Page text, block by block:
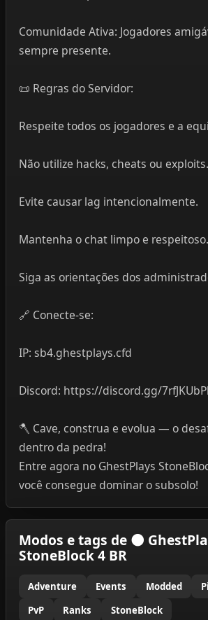
Comunidade Ativa: Jogadores
sempre presente.
📜 Regras do Servidor:
Respeite todos os jogadores e a
Não utilize hacks, cheats ou exploits.
Evite causar lag intencionalmente.
Mantenha o chat limpo e respeitoso.
Siga as orientações dos
🔗 Conecte-se:
IP: sb4.ghestplays.cfd
Discord: https://discord.gg/
🪓 Cave, construa e evolua — o
dentro da pedra!
Entre agora no GhestPlays
você consegue dominar o subsolo!
Modos e tags de 🌑
StoneBlock 4 BR
Adventure Events Modded
PvP
Ranks StoneBlock